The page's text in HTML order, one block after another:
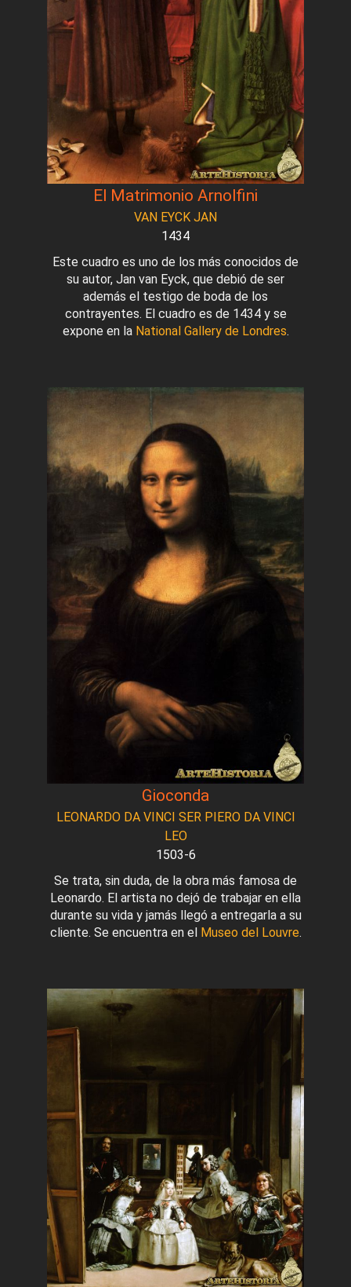
El Matrimonio Arnolfini
VAN EYCK JAN
1434
Este cuadro es uno de los más conocidos de
su autor, Jan van Eyck, que debió de ser
además el testigo de boda de los
contrayentes. El cuadro es de 1434 y se
expone en la National Gallery de Londres.
Gioconda
LEONARDO DA VINCI SER PIERO DA VINCI
LEO
1503-6
Se trata, sin duda, de la obra más famosa de
Leonardo. El artista no dejó de trabajar en ella
durante su vida y jamás llegó a entregarla a su
cliente. Se encuentra en el Museo del Louvre.